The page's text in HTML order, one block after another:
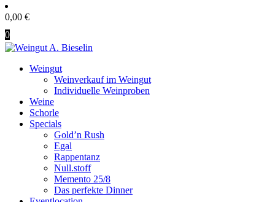
0,00 €
0
Weingut
Weinverkauf im Weingut
Individuelle Weinproben
Weine
Schorle
Specials
Gold’n Rush
Egal
Rappentanz
Null.stoff
Memento 25/8
Das perfekte Dinner